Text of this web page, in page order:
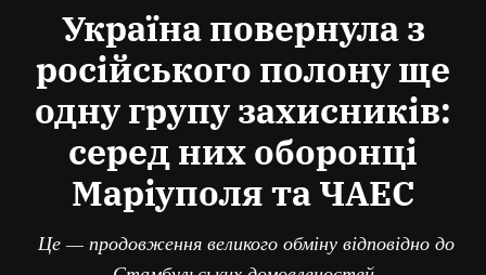
Україна повернула з
російського полону ще
одну групу захисників:
серед них оборонці
Маріуполя та ЧАЕС
Це — продовження великого обміну відповідно до